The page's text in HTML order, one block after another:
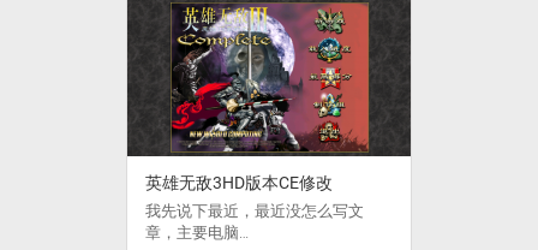
英雄无敌3HD版本CE修改
我先说下最近，最近没怎么写文
章，主要电脑…